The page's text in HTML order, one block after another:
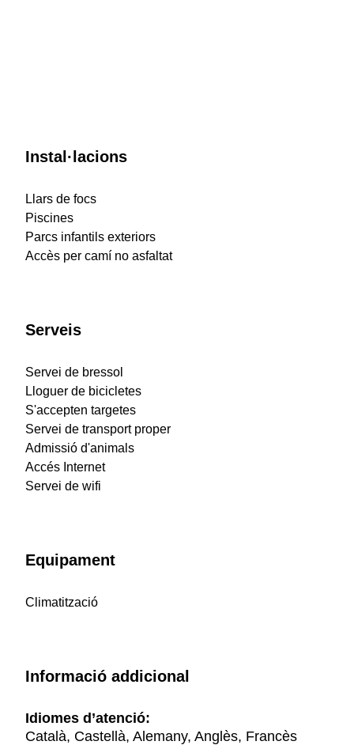
Instal·lacions
Llars de focs
Piscines
Parcs infantils exteriors
Accès per camí no asfaltat
Serveis
Servei de bressol
Lloguer de bicicletes
S'accepten targetes
Servei de transport proper
Admissió d'animals
Accés Internet
Servei de wifi
Equipament
Climatització
Informació addicional
Idiomes d’atenció:
Català, Castellà, Alemany, Anglès, Francès